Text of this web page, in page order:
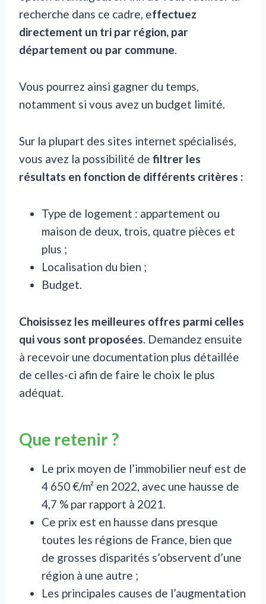
recherche dans ce cadre, effectuez
directement un tri par région, par
département ou par commune.
Vous pourrez ainsi gagner du temps,
notamment si vous avez un budget limité.
Sur la plupart des sites internet spécialisés,
vous avez la possibilité de filtrer les
résultats en fonction de différents critères :
Type de logement : appartement ou
maison de deux, trois, quatre pièces et
plus ;
Localisation du bien ;
Budget.
Choisissez les meilleures offres parmi celles
qui vous sont proposées. Demandez ensuite
à recevoir une documentation plus détaillée
de celles-ci afin de faire le choix le plus
adéquat.
Que retenir ?
Le prix moyen de l’immobilier neuf est de
4 650 €/m² en 2022, avec une hausse de
4,7 % par rapport à 2021.
Ce prix est en hausse dans presque
toutes les régions de France, bien que
de grosses disparités s’observent d’une
région à une autre ;
Les principales causes de l’augmentation